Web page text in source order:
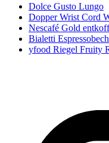
Dolce Gusto Lungo
Dopper Wrist Cord
Nescafé Gold
Bialetti
yfood Riegel Fruity